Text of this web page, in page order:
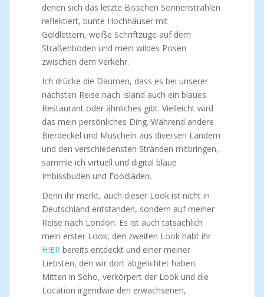
denen sich das letzte Bisschen Sonnenstrahlen
reflektiert, bunte Hochhäuser mit
Goldlettern, weiße Schriftzüge auf dem
Straßenboden und mein wildes Posen
zwischen dem Verkehr.
Ich drücke die Daumen, dass es bei unserer
nächsten Reise nach Island auch ein blaues
Restaurant oder ähnliches gibt. Vielleicht wird
das mein persönliches Ding. Während andere
Bierdeckel und Muscheln aus diversen Ländern
und den verschiedensten Stränden mitbringen,
sammle ich virtuell und digital blaue
Imbissbuden und Foodläden.
Denn ihr merkt, auch dieser Look ist nicht in
Deutschland entstanden, sondern auf meiner
Reise nach London. Es ist auch tatsächlich
mein erster Look, den zweiten Look habt ihr
HIER bereits entdeckt und einer meiner
Liebsten, den wir dort abgelichtet haben.
Mitten in Soho, verkörpert der Look und die
Location irgendwie den erwachsenen,